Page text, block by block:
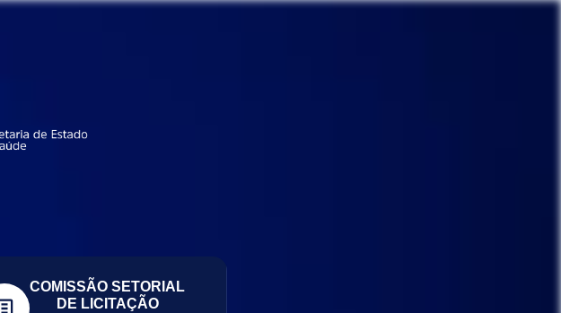
COMISSÃO SETORIAL
DE LICITAÇÃO